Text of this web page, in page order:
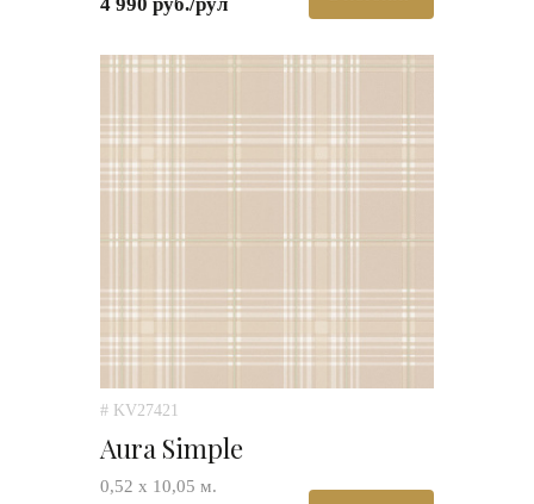
# KV27421
Aura Simple
0,52 х 10,05 м.